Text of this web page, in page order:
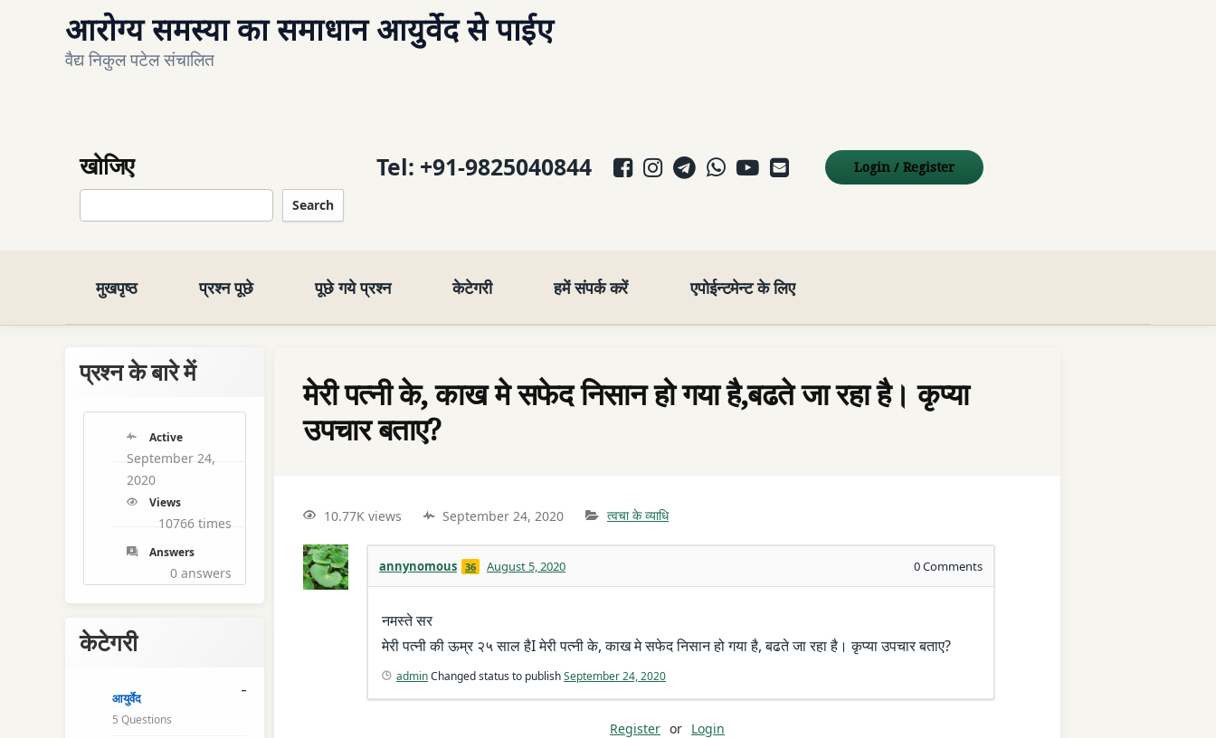
आरोग्य समस्या का समाधान आयुर्वेद से पाईए
वैद्य निकुल पटेल संचालित
खोजिए
Search
Tel: +91-9825040844 Facebook
Instagram
Telegram
WhatsApp
YouTube
E-mail Login / Register
मुखपृष्ठ प्रश्न पूछे पूछे गये प्रश्न केटेगरी हमें संपर्क करें एपोईन्टमेन्ट के लिए
मेरी पत्नी के, काख मे सफेद निसान हो गया है,बढते जा रहा है। कृप्या
उपचार बताए?
10.77K views September 24, 2020 त्वचा के व्याधि
annynomous 36 August 5, 2020 0Comments
नमस्ते सर
मेरी पत्नी की ऊम्र २५ साल हैI मेरी पत्नी के, काख मे सफेद निसान हो गया है, बढते जा रहा है। कृप्या उपचार बताए?
adminChanged status to publishSeptember 24, 2020
Register or Login
प्रश्न के बारे में
Active
September 24,
2020
Views
10766 times
Answers
0 answers
केटेगरी
आयुर्वेद
5 Questions